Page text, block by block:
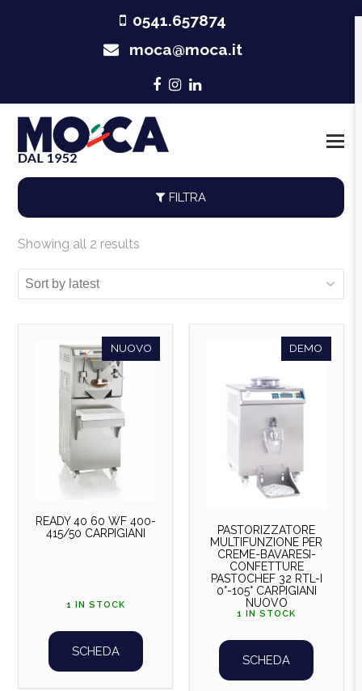
0541.657874
moca@moca.it
Facebook
Instagram
LinkedIn
FILTRA
Showing all 2 results
READY 40 60 WF 400-
415/50 CARPIGIANI
1 IN STOCK
SCHEDA
NUOVO
PASTORIZZATORE
MULTIFUNZIONE PER
CREME-BAVARESI-
CONFETTURE
PASTOCHEF 32 RTL-I
0°-105° CARPIGIANI
NUOVO
1 IN STOCK
SCHEDA
DEMO